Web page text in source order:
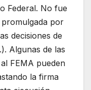
Federal. No fue
por
decisiones de
Algunas de las
FEMA pueden
la firma